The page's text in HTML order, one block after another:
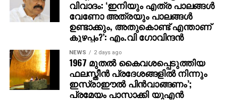
ഹൈവേയ്ക്ക് സമീപം ഉപേക്ഷിക്കുകയായിരുന്നു.
ചോദ്യം ചെയ്യലില്‍, സഹോദരി ഹസീനയുടെ
നിര്‍ദ്ദേശപ്രകാരമാണ് കൊലപാതകം നടത്തിയതെന്ന്
ഫയാസ് സമ്മതിച്ചു.
വിവാദം: ‘ഇനിയും എത്ര പാലങ്ങള്‍
വേണോ അത്രയും പാലങ്ങള്‍
ഉണ്ടാക്കും, അതുകൊണ്ട് എന്താണ്
കുഴപ്പം?’: എം.വി ഗോവിന്ദന്‍
NEWS 2 days ago
1967 മുതല്‍ കൈവശപ്പെടുത്തിയ
ഫലസ്തീന്‍ പ്രദേശങ്ങളില്‍ നിന്നും
ഇസ്രാഈല്‍ പിന്‍വാങ്ങണം’;
പ്രമേയം പാസാക്കി യുഎന്‍